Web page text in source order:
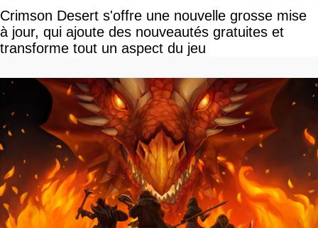
Crimson Desert s'offre une nouvelle grosse mise
à jour, qui ajoute des nouveautés gratuites et
transforme tout un aspect du jeu